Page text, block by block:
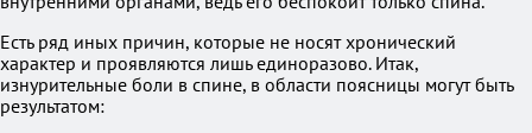
Есть ряд иных причин, которые не носят хронический
характер и проявляются лишь единоразово. Итак,
изнурительные боли в спине, в области поясницы могут быть
результатом: